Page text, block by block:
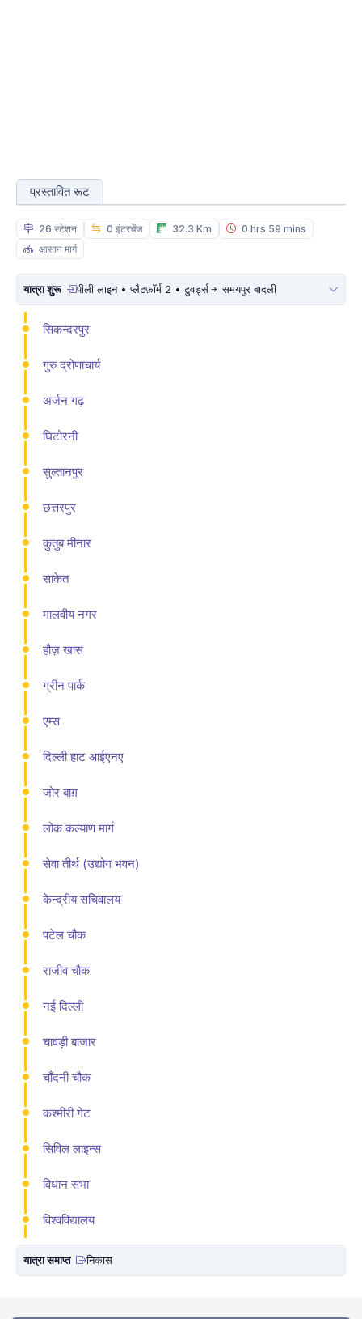
प्रस्तावित रूट
26 स्टेशन 0 इंटरचेंज 32.3 Km
0 hrs 59 mins
आसान मार्ग
यात्रा शुरू पीली लाइन • प्लैटफ़ॉर्म 2 • टुवर्ड्स समयपुर बादली
सिकन्दरपुर
गुरु द्रोणाचार्य
अर्जन गढ़
घिटोरनी
सुल्तानपुर
छत्तरपुर
कुतुब मीनार
साकेत
मालवीय नगर
हौज़ खास
ग्रीन पार्क
एम्स
दिल्ली हाट आईएनए
जोर बाग़
लोक कल्याण मार्ग
सेवा तीर्थ (उद्योग भवन)
केन्द्रीय सचिवालय
पटेल चौक
राजीव चौक
नई दिल्ली
चावड़ी बाजार
चाँदनी चौक
कश्मीरी गेट
सिविल लाइन्स
विधान सभा
विश्वविद्यालय
यात्रा समाप्त निकास